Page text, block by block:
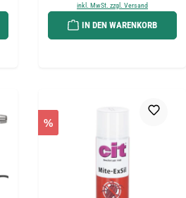
inkl. MwSt. zzgl. Versand
IN DEN WARENKORB
%